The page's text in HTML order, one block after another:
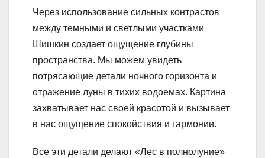
Через использование сильных контрастов
между темными и светлыми участками
Шишкин создает ощущение глубины
пространства. Мы можем увидеть
потрясающие детали ночного горизонта и
отражение луны в тихих водоемах. Картина
захватывает нас своей красотой и вызывает
в нас ощущение спокойствия и гармонии.
Все эти детали делают «Лес в полнолуние»